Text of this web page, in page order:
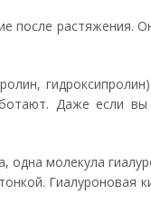
растяжения.
Даже если вы
молекула
Гиалуроновая